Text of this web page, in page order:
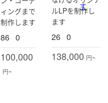
ィングまで
制作します
86 0
100,000
円~
す
ルLPを制作し
ます
26 0
138,000 円~